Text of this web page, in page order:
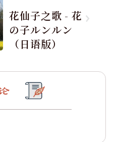
花仙子之歌 - 花
の子ルンルン
（日语版）